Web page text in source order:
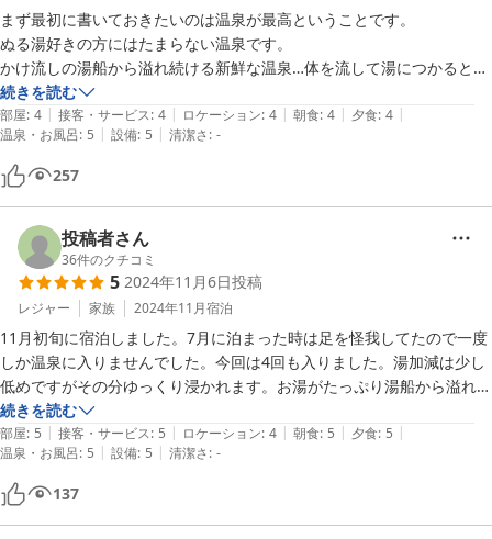
まず最初に書いておきたいのは温泉が最高ということです。
ぬる湯好きの方にはたまらない温泉です。
かけ流しの湯船から溢れ続ける新鮮な温泉…体を流して湯につかると
1〜2分で身体になじんできて熱さを感じなくなります。さりとて寒い
ということは全くなく、体温と同化した湯の世界に包まれるような心地
の良さ。
体をなでるとうなぎの湯のようなとろりとした肌触りが心地よい。
何も考えずに10分…20分…30分と湯の世界に浸れます。
湯温が絶妙なので、湯疲れすることがまったくなく、一泊で30分×5回
も入りました。
最高の温泉です。
老舗旅館ですから廊下など古さもありますがキレイなので気になりませ
ん。
少し寒い日でしたが、暖房で部屋を暖めた後、夜寝る時に消しても朝ま
で寒くならずに寝られました。
食事はリーズナブルなプランでしたが、質、量ともにしっかりしてい
て、普通のプランと言われても違和感ないレベルで美味しくいただくこ
とができました。
ひとつ注文があるとすれば、今回部屋食だったのですが、部屋食と広間
などでの会場食とで選択できればよかったなと思います。
続きを読む
部屋: 4 | 接客・サービス: 4 | ロケーション: 4 | 朝食: 4 | 夕食: 4 |
温泉・お風呂: 5 | 設備: 5 | 清潔さ: -
257
投稿者さん
36件のクチコミ
5 2024年11月6日投稿
レジャー 家族 2024年11月宿泊
11月初旬に宿泊しました。7月に泊まった時は足を怪我してたので一度
しか温泉に入りませんでした。今回は4回も入りました。湯加減は少し
低めですがその分ゆっくり浸かれます。お湯がたっぷり湯船から溢れて
ます．食事の味付けは美味しく、ご飯もうまかった。おかみさんのお話
しは楽しみの一つです．いつかまた泊まりたい宿です。
続きを読む
部屋: 5 | 接客・サービス: 5 | ロケーション: 4 | 朝食: 5 | 夕食: 5 |
温泉・お風呂: 5 | 設備: 5 | 清潔さ: -
137